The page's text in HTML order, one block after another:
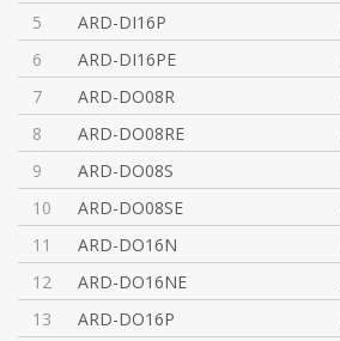
5
ARD-DI16P
6
ARD-DI16PE
7
ARD-DO08R
8
ARD-DO08RE
9
ARD-DO08S
10
ARD-DO08SE
11
ARD-DO16N
12
ARD-DO16NE
13
ARD-DO16P